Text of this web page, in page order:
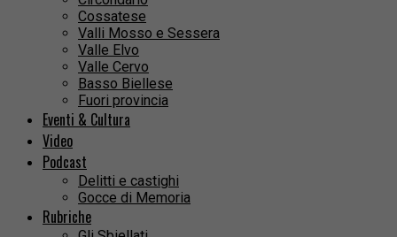
Cossatese
Valli Mosso e Sessera
Valle Elvo
Valle Cervo
Basso Biellese
Fuori provincia
Eventi & Cultura
Video
Podcast
Delitti e castighi
Gocce di Memoria
Rubriche